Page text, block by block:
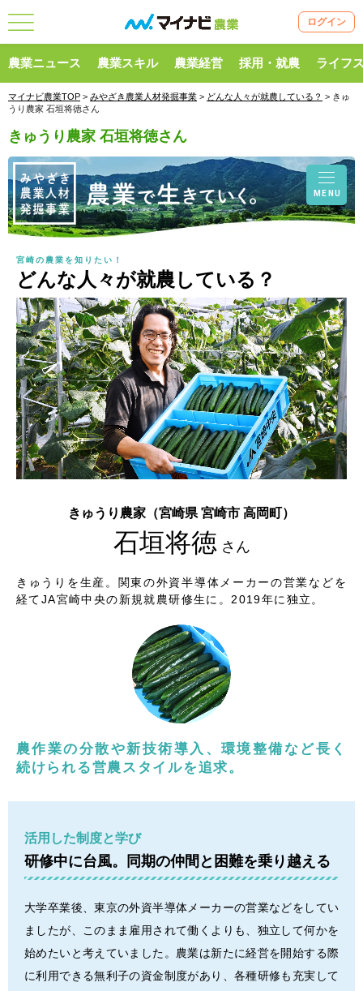
ログイン
農業ニュース 農業スキル 農業経営 採用・就農 ライフ
マイナビ農業TOP > みやざき農業人材発掘事業 > どんな人々が就農している？ > きゅ
うり農家 石垣将徳さん
きゅうり農家 石垣将徳さん
MENU
宮崎の農業を知りたい！
どんな人々が就農している？
きゅうり農家（宮崎県 宮崎市 高岡町）
石垣将徳 さん
きゅうりを生産。関東の外資半導体メーカーの営業などを
経てJA宮崎中央の新規就農研修生に。2019年に独立。
農作業の分散や新技術導入、環境整備など長く
続けられる営農スタイルを追求。
活用した制度と学び
研修中に台風。同期の仲間と困難を乗り越える
大学卒業後、東京の外資半導体メーカーの営業などをしてい
ましたが、このまま雇用されて働くよりも、独立して何かを
始めたいと考えていました。農業は新たに経営を開始する際
に利用できる無利子の資金制度があり、各種研修も充実して